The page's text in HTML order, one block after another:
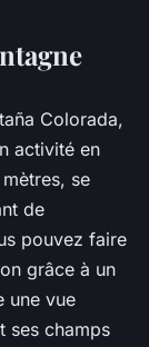
Colorada,
activité en
se
de
pouvez faire
grâce à un
une vue
ses champs